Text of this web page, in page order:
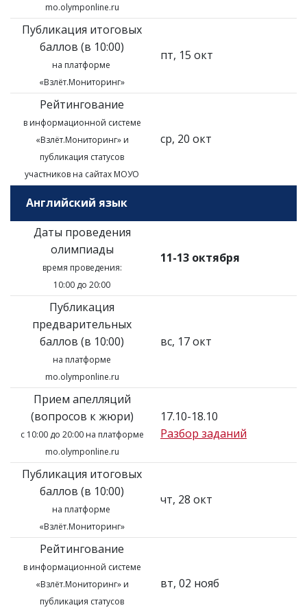
mo.olymponline.ru
Публикация итоговых
баллов (в 10:00)
на платформе
«Взлёт.Мониторинг»
пт, 15 окт
Рейтингование
в информационной системе
«Взлёт.Мониторинг» и
публикация статусов
участников на сайтах МОУО
ср, 20 окт
Английский язык
Даты проведения
олимпиады
время проведения:
10:00 до 20:00
11-13 октября
Публикация
предварительных
баллов (в 10:00)
на платформе
mo.olymponline.ru
вс, 17 окт
Прием апелляций
(вопросов к жюри)
с 10:00 до 20:00 на платформе
mo.olymponline.ru
17.10-18.10
Разбор заданий
Публикация итоговых
баллов (в 10:00)
на платформе
«Взлёт.Мониторинг»
чт, 28 окт
Рейтингование
в информационной системе
«Взлёт.Мониторинг» и
публикация статусов
вт, 02 нояб